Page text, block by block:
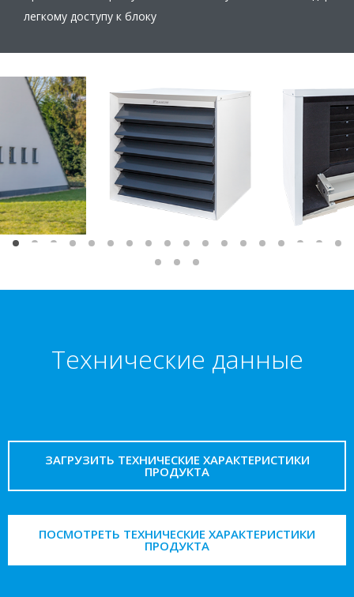
легкому доступу к блоку
Технические данные
ЗАГРУЗИТЬ ТЕХНИЧЕСКИЕ ХАРАКТЕРИСТИКИ
ПРОДУКТА
ПОСМОТРЕТЬ ТЕХНИЧЕСКИЕ ХАРАКТЕРИСТИКИ
ПРОДУКТА